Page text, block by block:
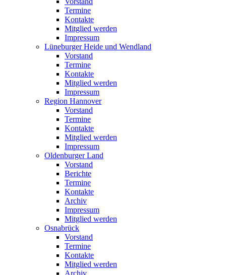
Termine
Kontakte
Mitglied werden
Impressum
Lüneburger Heide und Wendland
Vorstand
Termine
Kontakte
Mitglied werden
Impressum
Region Hannover
Vorstand
Termine
Kontakte
Mitglied werden
Impressum
Oldenburger Land
Vorstand
Berichte
Termine
Kontakte
Archiv
Impressum
Mitglied werden
Osnabrück
Vorstand
Termine
Kontakte
Mitglied werden
Archiv